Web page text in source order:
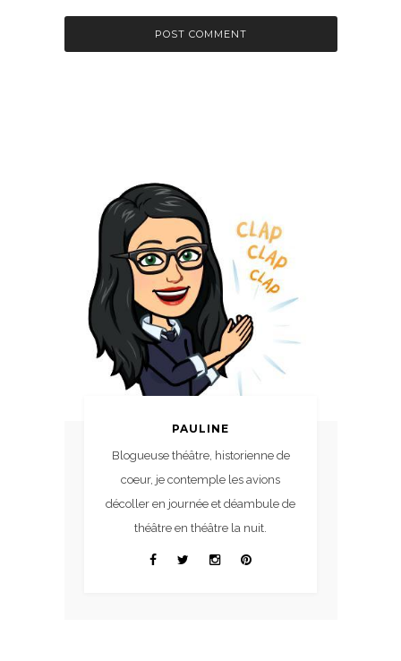
PAULINE
Blogueuse théâtre, historienne de
coeur, je contemple les avions
décoller en journée et déambule de
théâtre en théâtre la nuit.